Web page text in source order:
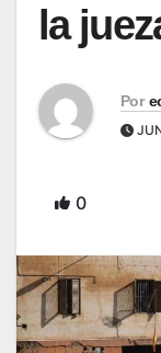
la
Por
0